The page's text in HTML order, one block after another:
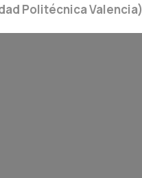
Politécnica Valencia)